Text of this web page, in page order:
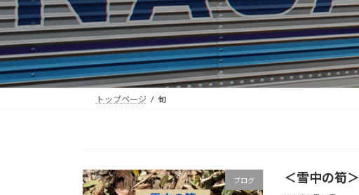
トップページ 旬
ブログ ＜雪中の筍＞